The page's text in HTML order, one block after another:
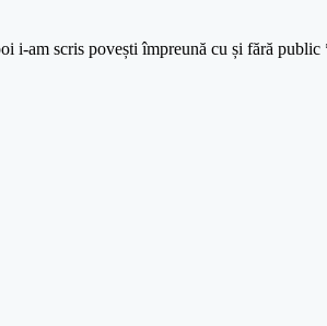
i-am scris povești împreună cu și fără